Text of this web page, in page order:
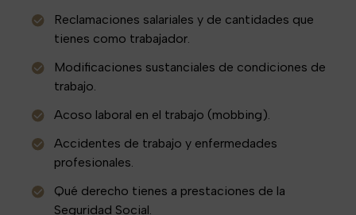
Reclamaciones salariales y de cantidades que
tienes como trabajador.
Modificaciones sustanciales de condiciones de
trabajo.
Acoso laboral en el trabajo (mobbing).
Accidentes de trabajo y enfermedades
profesionales.
Qué derecho tienes a prestaciones de la
Seguridad Social.